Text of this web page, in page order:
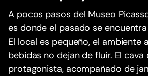
A pocos pasos del Museo
es donde el pasado se
El local es pequeño, el ambiente
bebidas no dejan de fluir. El cava
protagonista, acompañado de